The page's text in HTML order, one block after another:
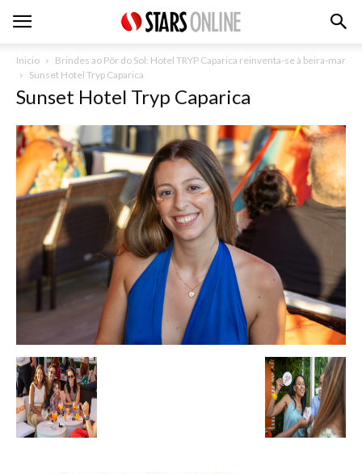
Inicio
Brindes ao Pôr do Sol: Hotel TRYP Caparica reinventa-se à beira-mar
Sunset Hotel Tryp Caparica
Sunset Hotel Tryp Caparica